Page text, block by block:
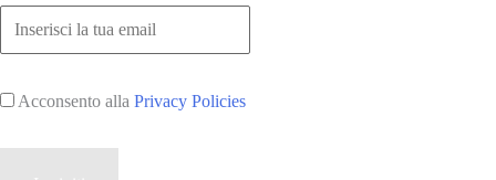
Acconsento alla Privacy Policies